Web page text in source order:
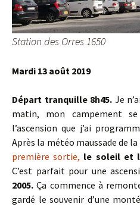
Station des Orres 1650
Mardi 13 août 2019
Départ tranquille 8h45. Je
matin, mon campement
l’ascension que j’ai
Après la météo maussade de
première sortie, le soleil et
C’est parfait pour une
2005. Ça commence à
gardé le souvenir d’une